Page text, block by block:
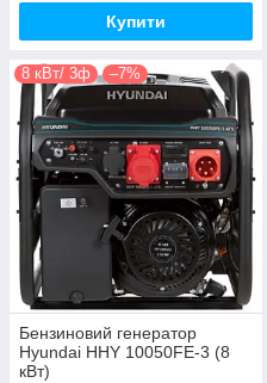
Купити
8 кВт/ 3ф –7%
Бензиновий генератор
Hyundai HHY 10050FE-3 (8
кВт)